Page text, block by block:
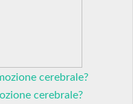
cerebrale?
cerebrale?